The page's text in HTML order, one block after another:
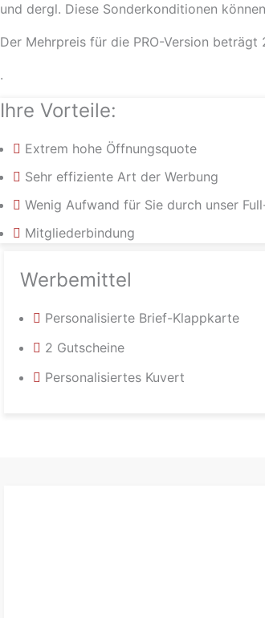
und dergl. Diese Sonderkonditionen
Der Mehrpreis für die PRO-Version
.
Ihre Vorteile:
Extrem hohe Öffnungsquote
Sehr effiziente Art der Werbung
Wenig Aufwand für Sie durch unser
Mitgliederbindung
Werbemittel
Personalisierte Brief-Klappkarte
2 Gutscheine
Personalisiertes Kuvert